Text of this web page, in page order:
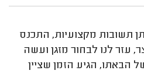
תשובות מקצועיות, התכנס
עזר לנו לבחור מזגן ועשה
הבאתו, הגיע הזמן שציין